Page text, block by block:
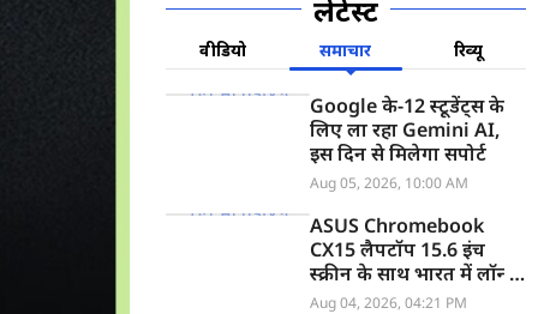
लेटेस्ट
वीडियो समाचार रिव्यू
Google के-12 स्टूडेंट्स के
लिए ला रहा Gemini AI,
इस दिन से मिलेगा सपोर्ट
Aug 05, 2026, 10:00 AM
ASUS Chromebook
CX15 लैपटॉप 15.6 इंच
स्क्रीन के साथ भारत में लॉन्च,
जानें कीमत
Aug 04, 2026, 04:21 PM